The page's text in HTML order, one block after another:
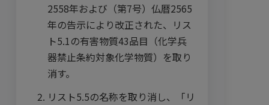
2558年および（第7号）仏暦2565
年の告示により改正された、リス
ト5.1の有害物質43品目（化学兵
器禁止条約対象化学物質）を取り
消す。
リスト5.5の名称を取り消し、「リ